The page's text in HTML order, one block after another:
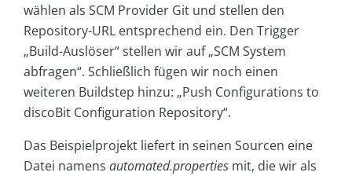
wählen als SCM Provider Git und stellen den
Repository-URL entsprechend ein. Den Trigger
„Build-Auslöser“ stellen wir auf „SCM System
abfragen“. Schließlich fügen wir noch einen
weiteren Buildstep hinzu: „Push Configurations to
discoBit Configuration Repository“.
Das Beispielprojekt liefert in seinen Sourcen eine
Datei namens automated.properties mit, die wir als